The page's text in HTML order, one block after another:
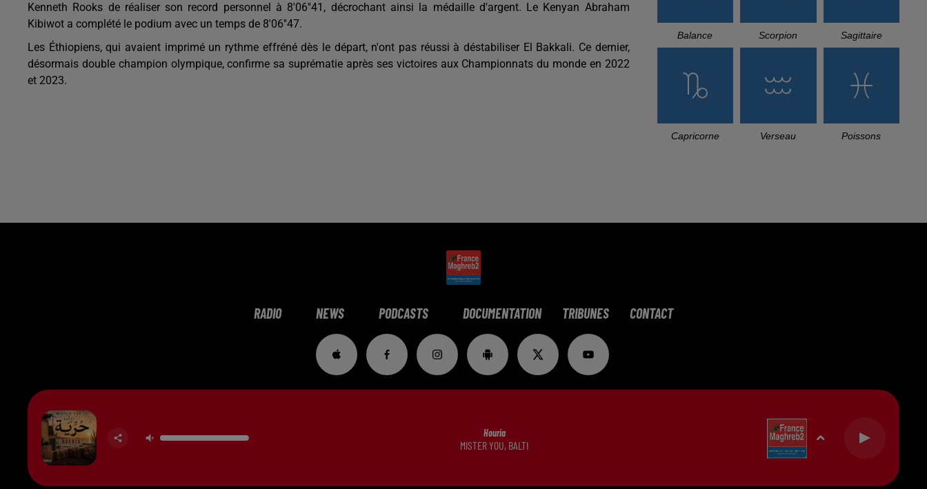
Kenneth Rooks de réaliser son record personnel à 8'06''41, décrochant ainsi la médaille d'argent. Le Kenyan Abraham
Kibiwot a complété le podium avec un temps de 8'06''47.
Les Éthiopiens, qui avaient imprimé un rythme effréné dès le départ, n'ont pas réussi à déstabiliser El Bakkali. Ce dernier,
désormais double champion olympique, confirme sa suprématie après ses victoires aux Championnats du monde en 2022
et 2023.
Balance Scorpion Sagittaire
Capricorne Verseau Poissons
RADIO NEWS PODCASTS DOCUMENTATION TRIBUNES CONTACT
Houria
MISTER YOU, BALTI